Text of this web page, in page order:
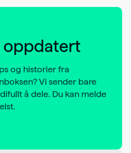
oppdatert
og historier fra
Vi sender bare
å dele. Du kan melde